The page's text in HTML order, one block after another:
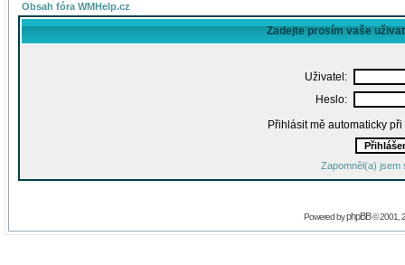
Obsah fóra WMHelp.cz
Zadejte prosím vaše
Uživatel:
Heslo:
Přihlásit mě automaticky
Zapomněl(a) jsem
Powered byphpBB© 2001,